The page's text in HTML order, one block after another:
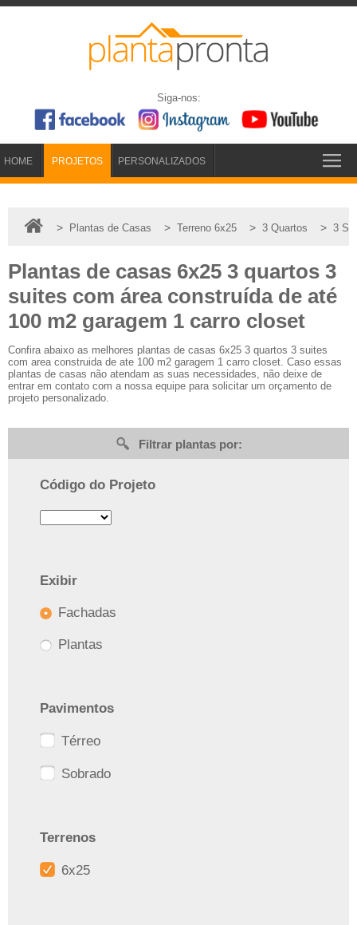
Siga-nos:
HOME PROJETOS PERSONALIZADOS
> Plantas de Casas > Terreno 6x25 > 3 Quartos > 3
Plantas de casas 6x25 3 quartos 3
suites com área construída de até
100 m2 garagem 1 carro closet
Confira abaixo as melhores plantas de casas 6x25 3 quartos 3 suites
com area construida de ate 100 m2 garagem 1 carro closet. Caso essas
plantas de casas não atendam as suas necessidades, não deixe de
entrar em contato com a nossa equipe para solicitar um orçamento de
projeto personalizado.
Filtrar plantas por:
Código do Projeto
Exibir
Fachadas
Plantas
Pavimentos
Térreo
Sobrado
Terrenos
6x25